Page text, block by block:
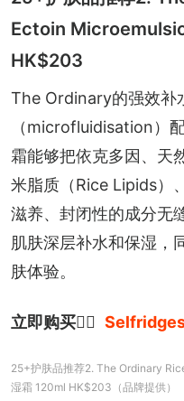
Ectoin
HK$203
The Ordinary的强效补
（microfluidisation）
霜能够把依克多因、天
米脂质（Rice Lipids）
滋养、封闭性的成分无
肌肤深层补水和保湿，
肤体验。
立即购买👉🏻
25+护肤品推荐2. The Ordinary
湿霜 120ml HK$203（品牌提供）